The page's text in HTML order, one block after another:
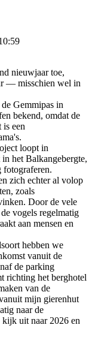
nieuwjaar toe,
— misschien wel in
Gemmipas in
bekend, omdat de
een
loopt in
het Balkangebergte,
fotograferen.
zich echter al volop
zoals
Door de vele
vogels regelmatig
aan mensen en
hebben we
vanuit de
de parking
richting het berghotel
van de
mijn gierenhut
naar de
uit naar 2026 en